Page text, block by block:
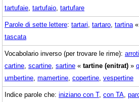
tartufaie tartufaio tartufare
Parole di sette lettere: tartari tartaro tartina «
tascata
Vocabolario inverso (per trovare le rime):
cartine scartine sartine « tartine (enitrat) »
umbertine mamertine copertine vespertine
Indice parole che: iniziano con T, con TA